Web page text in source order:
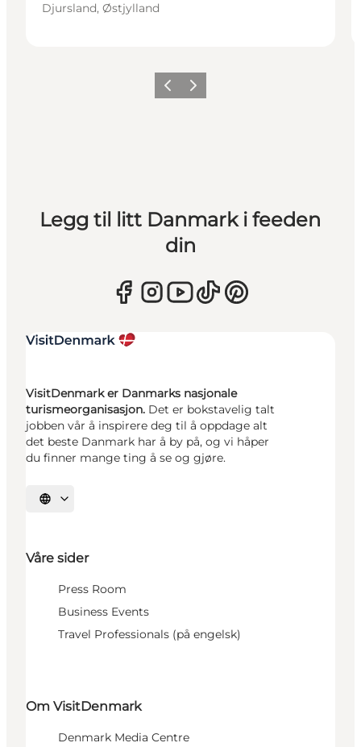
Djursland, Østjylland
ForrigeNeste
Legg til litt Danmark i feeden
din
VisitDenmark er Danmarks nasjonale
turismeorganisasjon. Det er bokstavelig talt
jobben vår å inspirere deg til å oppdage alt
det beste Danmark har å by på, og vi håper
du finner mange ting å se og gjøre.
Velg språk
Våre sider
Press Room
Business Events
Travel Professionals (på engelsk)
Om VisitDenmark
Denmark Media Centre